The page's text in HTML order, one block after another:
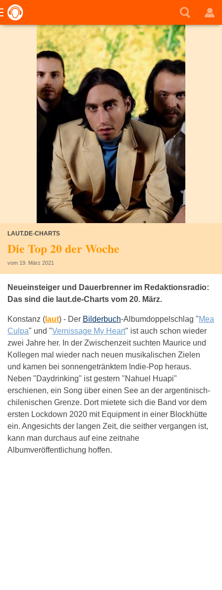
LAUT.DE-CHARTS
Die Top 20 der Woche
vom 19. März 2021
Neueinsteiger und Dauerbrenner im Redaktionsradio:
Das sind die laut.de-Charts vom 20. März.
Konstanz ( laut) - Der Bilderbuch-Albumdoppelschlag "Mea
Culpa" und "Vernissage My Heart" ist auch schon wieder
zwei Jahre her. In der Zwischenzeit suchten Maurice und
Kollegen mal wieder nach neuen musikalischen Zielen
und kamen bei sonnengetränktem Indie-Pop heraus.
Neben "Daydrinking" ist gestern "Nahuel Huapi"
erschienen, ein Song über einen See an der argentinisch-
chilenischen Grenze. Dort mietete sich die Band vor dem
ersten Lockdown 2020 mit Equipment in einer Blockhütte
ein. Angesichts der langen Zeit, die seither vergangen ist,
kann man durchaus auf eine zeitnahe
Albumveröffentlichung hoffen.